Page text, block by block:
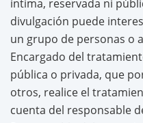
íntima, reservada ni
divulgación puede
un grupo de personas o
Encargado del
pública o privada, que
otros, realice el
cuenta del responsable